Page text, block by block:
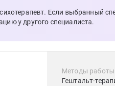
Если выбранный
у другого специалиста.
Методы
Гештальт-